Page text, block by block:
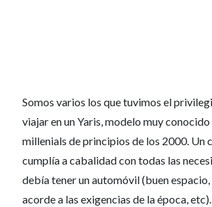
Somos varios los que tuvimos el
viajar en un Yaris, modelo muy conocido
millenials de principios de los 2000. Un
cumplía a cabalidad con todas las
debía tener un automóvil (buen
acorde a las exigencias de la época, etc).